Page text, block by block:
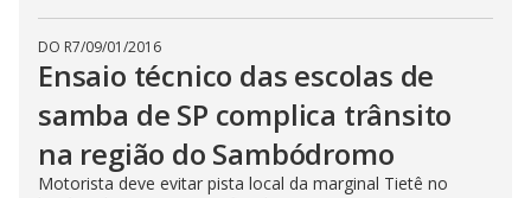
DO R7/09/01/2016
Ensaio técnico das escolas de
samba de SP complica trânsito
na região do Sambódromo
Motorista deve evitar pista local da marginal Tietê no